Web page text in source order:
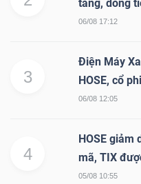
tăng, dòng
06/08 17:12
3
Điện Máy
HOSE, cổ
06/08 12:05
4
HOSE giảm
mã, TIX
05/08 10:55